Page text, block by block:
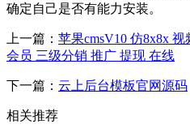
确定自己是否有能力安装。
上一篇： 苹果cmsV10 仿8x8x
会员 三级分销 推广 提现 在线
下一篇： 云上后台模板官网源码
相关推荐